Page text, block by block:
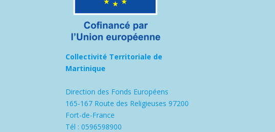
Collectivité Territoriale de
Martinique
Direction des Fonds Européens
165-167 Route des Religieuses 97200
Fort-de-France
Tél : 0596598900